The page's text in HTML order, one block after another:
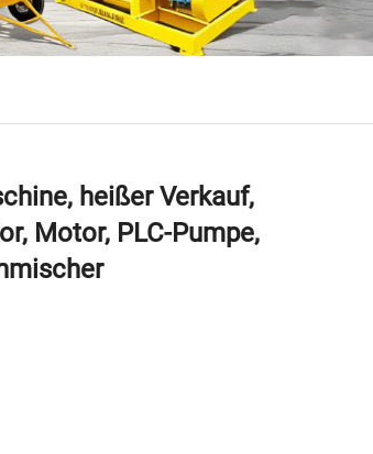
heißer Verkauf,
Motor, PLC-Pumpe,